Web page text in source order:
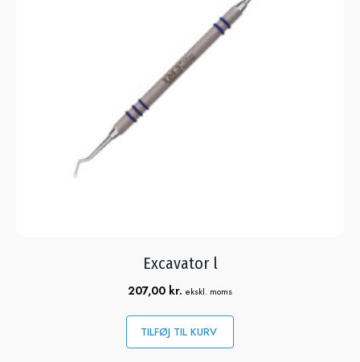
Excavator l
207,00 kr. ekskl. moms
TILFØJ TIL KURV